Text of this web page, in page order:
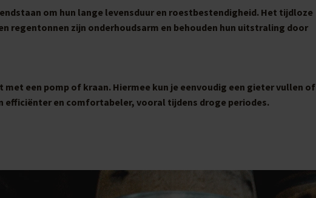
om hun lange levensduur en roestbestendigheid. Het tijdloze
regentonnen zijn onderhoudsarm en behouden hun uitstraling door
een pomp of kraan. Hiermee kun je eenvoudig een gieter vullen of
efficiënter en comfortabeler, vooral tijdens droge periodes.